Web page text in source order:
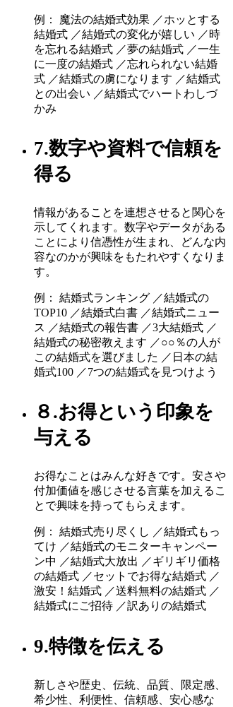
例： 魔法の結婚式効果 ／ホッとする
結婚式 ／結婚式の変化が嬉しい ／時
を忘れる結婚式 ／夢の結婚式 ／一生
に一度の結婚式 ／忘れられない結婚
式 ／結婚式の虜になります ／結婚式
との出会い ／結婚式でハートわしづ
かみ
7.数字や資料で信頼を
得る
情報があることを連想させると関心を
示してくれます。数字やデータがある
ことにより信憑性が生まれ、どんな内
容なのかが興味をもたれやすくなりま
す。
例： 結婚式ランキング ／結婚式の
TOP10 ／結婚式白書 ／結婚式ニュー
ス ／結婚式の報告書 ／3大結婚式 ／
結婚式の秘密教えます ／○○％の人が
この結婚式を選びました ／日本の結
婚式100 ／7つの結婚式を見つけよう
８.お得という印象を
与える
お得なことはみんな好きです。安さや
付加価値を感じさせる言葉を加えるこ
とで興味を持ってもらえます。
例： 結婚式売り尽くし ／結婚式もっ
てけ ／結婚式のモニターキャンペー
ン中 ／結婚式大放出 ／ギリギリ価格
の結婚式 ／セットでお得な結婚式 ／
激安！結婚式 ／送料無料の結婚式 ／
結婚式にご招待 ／訳ありの結婚式
9.特徴を伝える
新しさや歴史、伝統、品質、限定感、
希少性、利便性、信頼感、安心感な